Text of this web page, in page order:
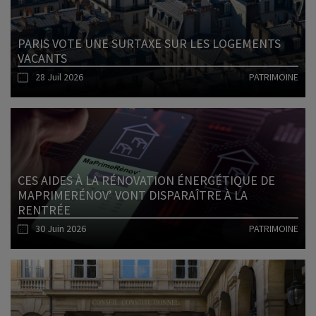
PARIS VOTE UNE SURTAXE SUR LES LOGEMENTS
VACANTS
28 Juil 2026 PATRIMOINE
Lire l'article
CES AIDES À LA RÉNOVATION ÉNERGÉTIQUE DE
MAPRIMERÉNOV’ VONT DISPARAÎTRE À LA
RENTRÉE
30 Juin 2026 PATRIMOINE
Lire l'article